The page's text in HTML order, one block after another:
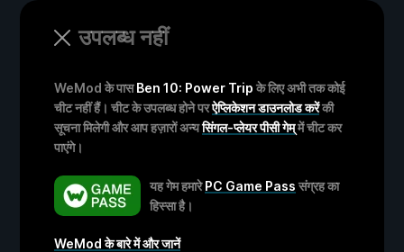
उपलब्ध नहीं
WeMod के पासBen 10: Power Trip के लिए अभी तक कोई
चीट नहीं हैं। चीट के उपलब्ध होने परऐप्लिकेशन डाउनलोड करेंकी
सूचना मिलेगी और आप हज़ारों अन्यसिंगल-प्लेयर पीसी गेम्में चीट कर
पाएंगे।
यह गेम हमारेPC Game Pass संग्रह का
हिस्सा है।
WeMod के बारे में और जानें